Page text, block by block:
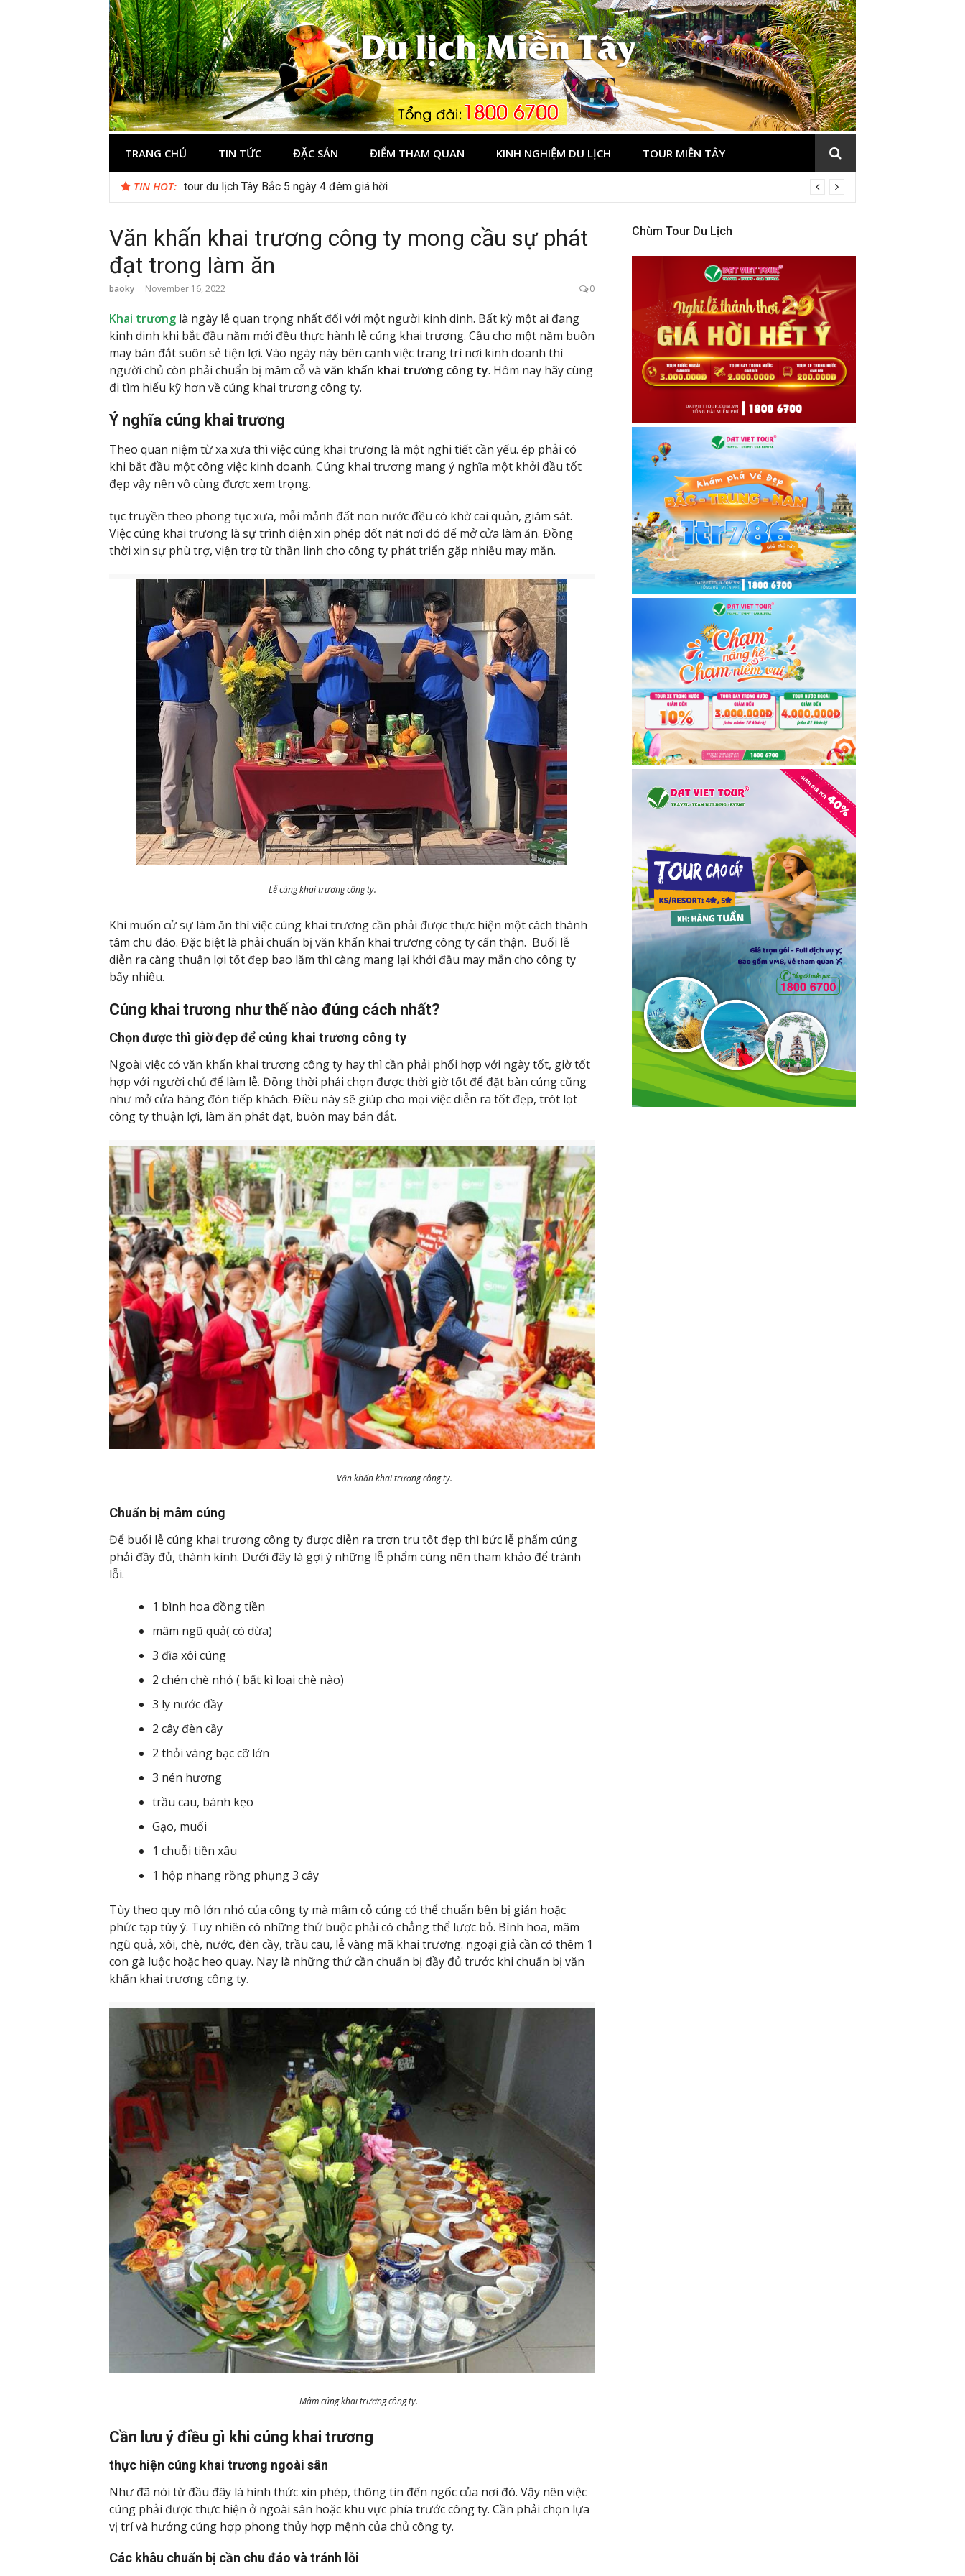
Du lịch Miền Tây
TRANG CHỦ TIN TỨC ĐẶC SẢN ĐIỂM THAM QUAN KINH NGHIỆM DU LỊCH TOUR MIỀN TÂY
TIN HOT: tour du lịch Tây Bắc 5 ngày 4 đêm giá hời
Văn khấn khai trương công ty mong cầu sự phát
đạt trong làm ăn
baoky November 16, 2022 0
Khai trương là ngày lễ quan trọng nhất đối với một người kinh dinh. Bất kỳ một ai đang
kinh dinh khi bắt đầu năm mới đều thực hành lễ cúng khai trương. Cầu cho một năm buôn
may bán đắt suôn sẻ tiện lợi. Vào ngày này bên cạnh việc trang trí nơi kinh doanh thì
người chủ còn phải chuẩn bị mâm cỗ và văn khấn khai trương công ty. Hôm nay hãy cùng
đi tìm hiểu kỹ hơn về cúng khai trương công ty.
Ý nghĩa cúng khai trương
Theo quan niệm từ xa xưa thì việc cúng khai trương là một nghi tiết cần yếu. ép phải có
khi bắt đầu một công việc kinh doanh. Cúng khai trương mang ý nghĩa một khởi đầu tốt
đẹp vậy nên vô cùng được xem trọng.
tục truyền theo phong tục xưa, mỗi mảnh đất non nước đều có khờ cai quản, giám sát.
Việc cúng khai trương là sự trình diện xin phép dốt nát nơi đó để mở cửa làm ăn. Đồng
thời xin sự phù trợ, viện trợ từ thần linh cho công ty phát triển gặp nhiều may mắn.
Lễ cúng khai trương công ty.
Khi muốn cử sự làm ăn thì việc cúng khai trương cần phải được thực hiện một cách thành
tâm chu đáo. Đặc biệt là phải chuẩn bị văn khấn khai trương công ty cẩn thận. Buổi lễ
diễn ra càng thuận lợi tốt đẹp bao lăm thì càng mang lại khởi đầu may mắn cho công ty
bấy nhiêu.
Cúng khai trương như thế nào đúng cách nhất?
Chọn được thì giờ đẹp để cúng khai trương công ty
Ngoài việc có văn khấn khai trương công ty hay thì cần phải phối hợp với ngày tốt, giờ tốt
hợp với người chủ để làm lễ. Đồng thời phải chọn được thời giờ tốt để đặt bàn cúng cũng
như mở cửa hàng đón tiếp khách. Điều này sẽ giúp cho mọi việc diễn ra tốt đẹp, trót lọt
công ty thuận lợi, làm ăn phát đạt, buôn may bán đắt.
Văn khấn khai trương công ty.
Chuẩn bị mâm cúng
Để buổi lễ cúng khai trương công ty được diễn ra trơn tru tốt đẹp thì bức lễ phẩm cúng
phải đầy đủ, thành kính. Dưới đây là gợi ý những lễ phẩm cúng nên tham khảo để tránh
lỗi.
1 bình hoa đồng tiền
mâm ngũ quả( có dừa)
3 đĩa xôi cúng
2 chén chè nhỏ ( bất kì loại chè nào)
3 ly nước đầy
2 cây đèn cầy
2 thỏi vàng bạc cỡ lớn
3 nén hương
trầu cau, bánh kẹo
Gạo, muối
1 chuỗi tiền xâu
1 hộp nhang rồng phụng 3 cây
Tùy theo quy mô lớn nhỏ của công ty mà mâm cỗ cúng có thể chuẩn bên bị giản hoặc
phức tạp tùy ý. Tuy nhiên có những thứ buộc phải có chẳng thể lược bỏ. Bình hoa, mâm
ngũ quả, xôi, chè, nước, đèn cầy, trầu cau, lễ vàng mã khai trương. ngoại giả cần có thêm 1
con gà luộc hoặc heo quay. Nay là những thứ cần chuẩn bị đầy đủ trước khi chuẩn bị văn
khấn khai trương công ty.
Mâm cúng khai trương công ty.
Cần lưu ý điều gì khi cúng khai trương
thực hiện cúng khai trương ngoài sân
Như đã nói từ đầu đây là hình thức xin phép, thông tin đến ngốc của nơi đó. Vậy nên việc
cúng phải được thực hiện ở ngoài sân hoặc khu vực phía trước công ty. Cần phải chọn lựa
vị trí và hướng cúng hợp phong thủy hợp mệnh của chủ công ty.
Các khâu chuẩn bị cần chu đáo và tránh lỗi
Chùm Tour Du Lịch